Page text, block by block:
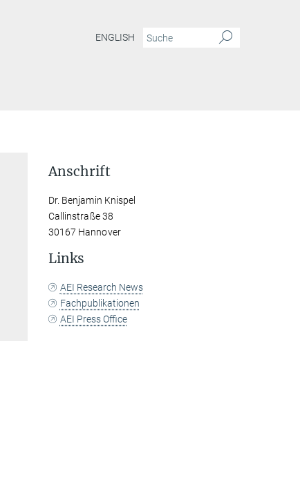
ENGLISH
Anschrift
Dr. Benjamin Knispel
Callinstraße 38
30167 Hannover
Links
AEI Research News
Fachpublikationen
AEI Press Office